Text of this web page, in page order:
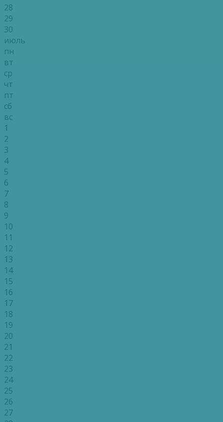
28
29
30
июль
пн
вт
ср
чт
пт
сб
вс
1
2
3
4
5
6
7
8
9
10
11
12
13
14
15
16
17
18
19
20
21
22
23
24
25
26
27